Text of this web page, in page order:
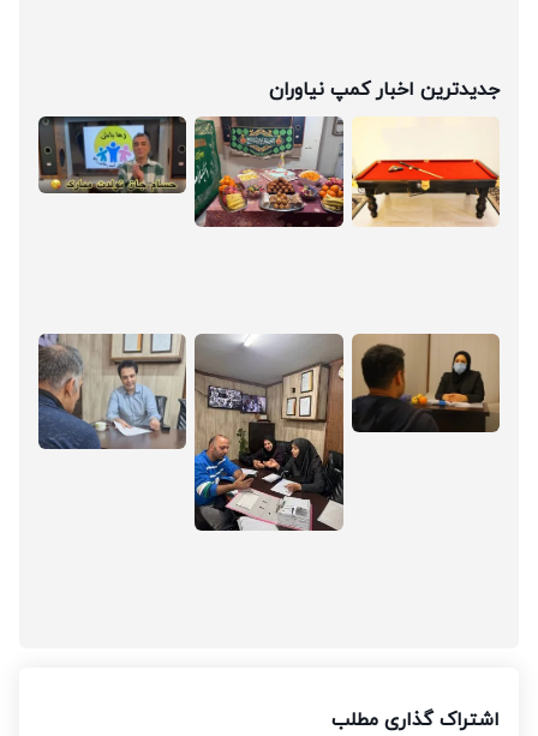
جدیدترین اخبار کمپ نیاوران
اشتراک گذاری مطلب